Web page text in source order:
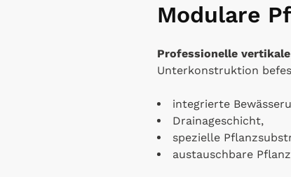
Modulare
Professionelle
Unterkonstruktion
integrierte
Drainageschicht,
spezielle
austauschbare